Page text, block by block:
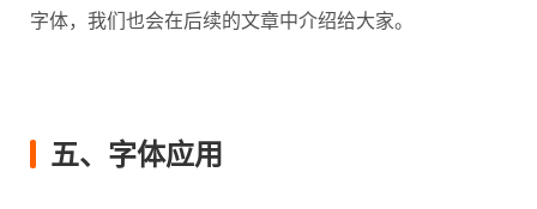
字体，我们也会在后续的文章中介绍给大家。
五、字体应用